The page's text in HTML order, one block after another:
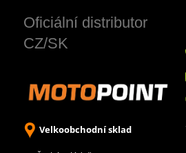
Oficiální distributor
CZ/SK
Velkoobchodní sklad